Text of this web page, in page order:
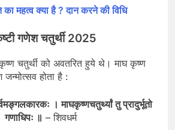
महत्व क्या है ? दान करने की विधि
गणेश चतुर्थी 2025
चतुर्थी को अवतरित हुये थे। माघ कृष्ण
होता है :
। माघकृष्णचतुर्थ्यां तु प्रादुर्भूतो
गणाधिपः ॥ – शिवधर्म